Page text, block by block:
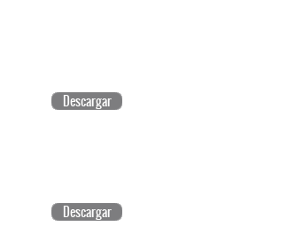
Descargar
Descargar